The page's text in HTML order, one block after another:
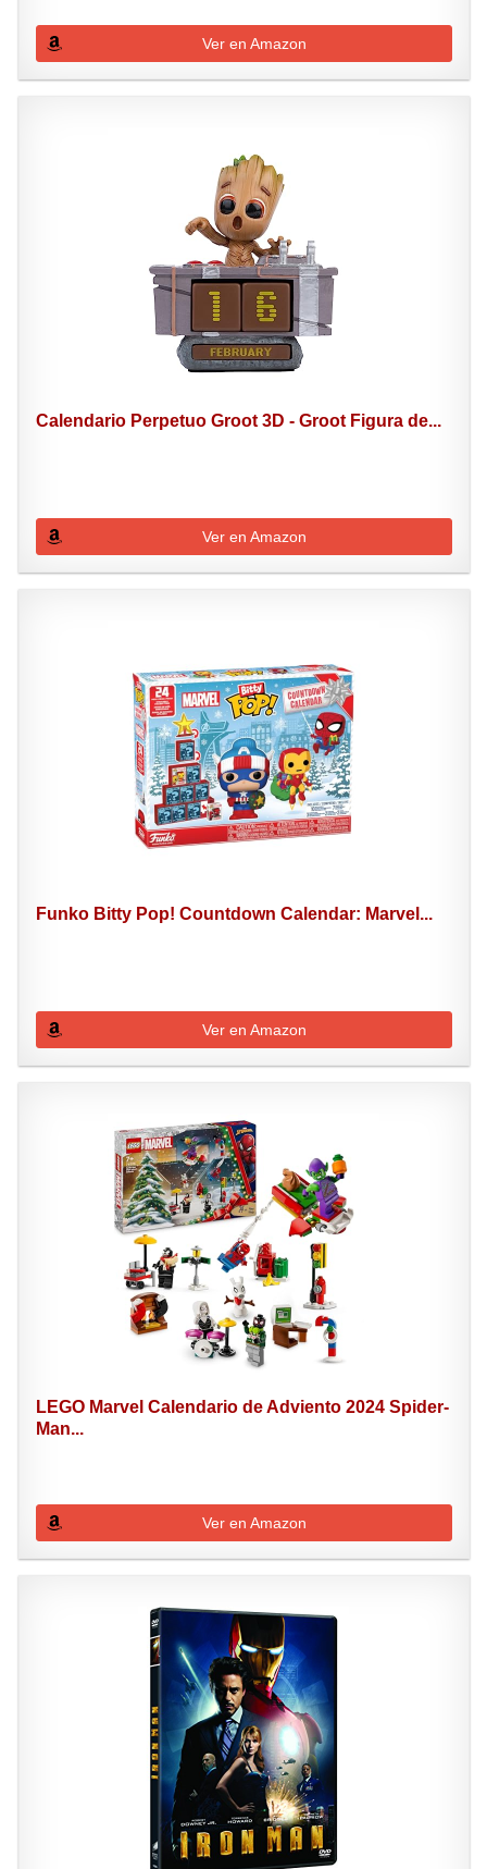
Ver en Amazon
Calendario Perpetuo Groot 3D - Groot Figura de...
Ver en Amazon
Funko Bitty Pop! Countdown Calendar: Marvel...
Ver en Amazon
LEGO Marvel Calendario de Adviento 2024 Spider-
Man...
Ver en Amazon